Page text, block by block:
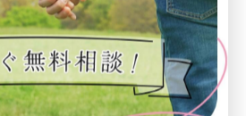
。
押さえる心構えのヒント
さえるためには、柔軟な心構えが